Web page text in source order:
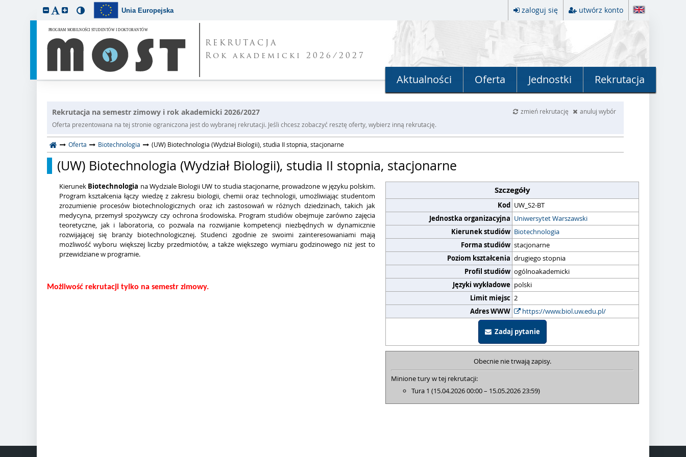
Unia Europejska zaloguj się utwórz konto
REKRUTACJA
Rok akademicki 2026/2027
Aktualności Oferta Jednostki Rekrutacja
Rekrutacja na semestr zimowy i rok akademicki 2026/2027 zmień rekrutację
anuluj wybór
Oferta prezentowana na tej stronie ograniczona jest do wybranej rekrutacji. Jeśli chcesz zobaczyć resztę oferty, wybierz inną rekrutację.
Oferta Biotechnologia (UW) Biotechnologia (Wydział Biologii), studia II stopnia, stacjonarne
(UW) Biotechnologia (Wydział Biologii), studia II stopnia, stacjonarne
Szczegóły
Kod UW_S2-BT
Jednostka organizacyjna Uniwersytet Warszawski
Kierunek studiów Biotechnologia
Forma studiów stacjonarne
Poziom kształcenia drugiego stopnia
Profil studiów ogólnoakademicki
Języki wykładowe polski
Limit miejsc 2
Adres WWW
https://www.biol.uw.edu.pl/
Zadaj pytanie
Obecnie nie trwają zapisy.
Minione tury w tej rekrutacji:
Tura 1 (15.04.2026 00:00 – 15.05.2026 23:59)
Kierunek Biotechnologia na Wydziale Biologii UW to studia stacjonarne, prowadzone w języku polskim.
Program kształcenia łączy wiedzę z zakresu biologii, chemii oraz technologii, umożliwiając studentom
zrozumienie procesów biotechnologicznych oraz ich zastosowań w różnych dziedzinach, takich jak
medycyna, przemysł spożywczy czy ochrona środowiska. Program studiów obejmuje zarówno zajęcia
teoretyczne, jak i laboratoria, co pozwala na rozwijanie kompetencji niezbędnych w dynamicznie
rozwijającej się branży biotechnologicznej. Studenci zgodnie ze swoimi zainteresowaniami mają
możliwość wyboru większej liczby przedmiotów, a także większego wymiaru godzinowego niż jest to
przewidziane w programie.
Możliwość rekrutacji tylko na semestr zimowy.